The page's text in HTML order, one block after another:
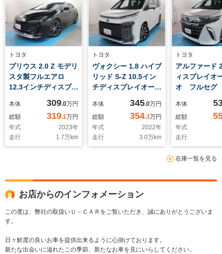
トヨタ
プリウス 2.0 Z モデリ
スタ製フルエアロ
12.3インチディスプレ
グ 全周囲カメラ
ETC2.0 パークアシ
スト USB
Bluetooth
1500W ドラレコ
本体 309.0万円
総額
319.1万円
年式
2023年
走行
1.7万km
トヨタ
ヴォクシー 1.8 ハイブ
リッド S-Z 10.5イン
チディスプレイオーデ
DVD リヤカメラ
ETC2.0 ブラインド
スポットモニター
USB HDMI
Bluetooth
アルミ クルーズコン
トロール クリアラン
本体 345.0万円
総額
354.3万円
年式
2022年
走行
3.0万km
トヨタ
アルファード
ィスプレイオ
オ フルセグ
インドスポッ
ー USB
Bluetooth
電動リヤゲー
18インチア
側電動スライ
本体
総額
年式
走行
在庫一覧を見る
お店からのインフォメーション
この度は、弊社の取扱いＵ－ＣＡＲをご覧いただき、誠にありがとうございま
す。
日々鮮度の良いお車を提供出来るように心掛けております。
新たな出会いに溢れたこの季節、新たなお車を見にいらしてください。